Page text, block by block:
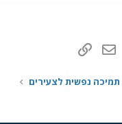
WhatsAppדואר אלקטרוני
תמיכה נפשית לצעירים